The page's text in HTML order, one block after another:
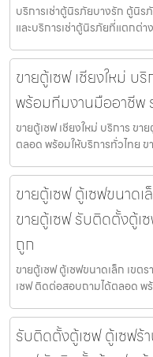
บริการเช่าตู้นิรภัยบางรัก ตู้นิร
และบริการเช่าตู้นิรภัยที่แตกต่า
ขายตู้เซฟ เชียงใหม่ บ
พร้อมทีมงานมืออาชีพ
ขายตู้เซฟ เชียงใหม่ บริการ ข
ตลอด พร้อมให้บริการทั่วไทย ข
ขายตู้เซฟ ตู้เซฟขนาด
ขายตู้เซฟ รับติดตั้งตู้เ
ถูก
ขายตู้เซฟ ตู้เซฟขนาดเล็ก เข
เซฟ ติดต่อสอบถามได้ตลอด พ
รับติดตั้งตู้เซฟ ตู้เซฟร้